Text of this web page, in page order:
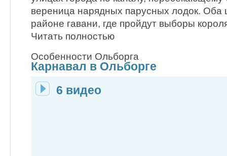
вереница нарядных парусных лодок. Оба
районе гавани, где пройдут выборы
Читать полностью
Особенности Ольборга
Карнавал в Ольборге
6 видео